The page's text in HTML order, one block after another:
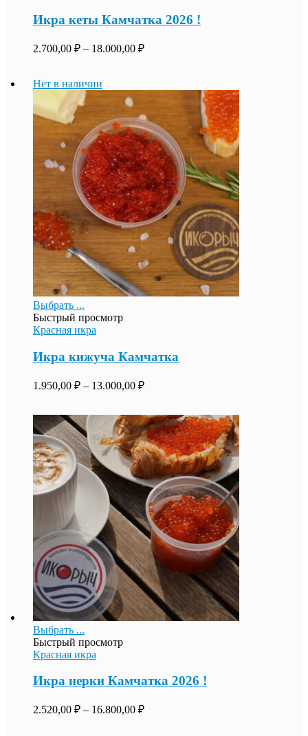
Икра кеты Камчатка 2026 !
2.700,00 ₽ – 18.000,00 ₽
Нет в наличии
Выбрать ...
Быстрый просмотр
Красная икра
Икра кижуча Камчатка
1.950,00 ₽ – 13.000,00 ₽
Выбрать ...
Быстрый просмотр
Красная икра
Икра нерки Камчатка 2026 !
2.520,00 ₽ – 16.800,00 ₽